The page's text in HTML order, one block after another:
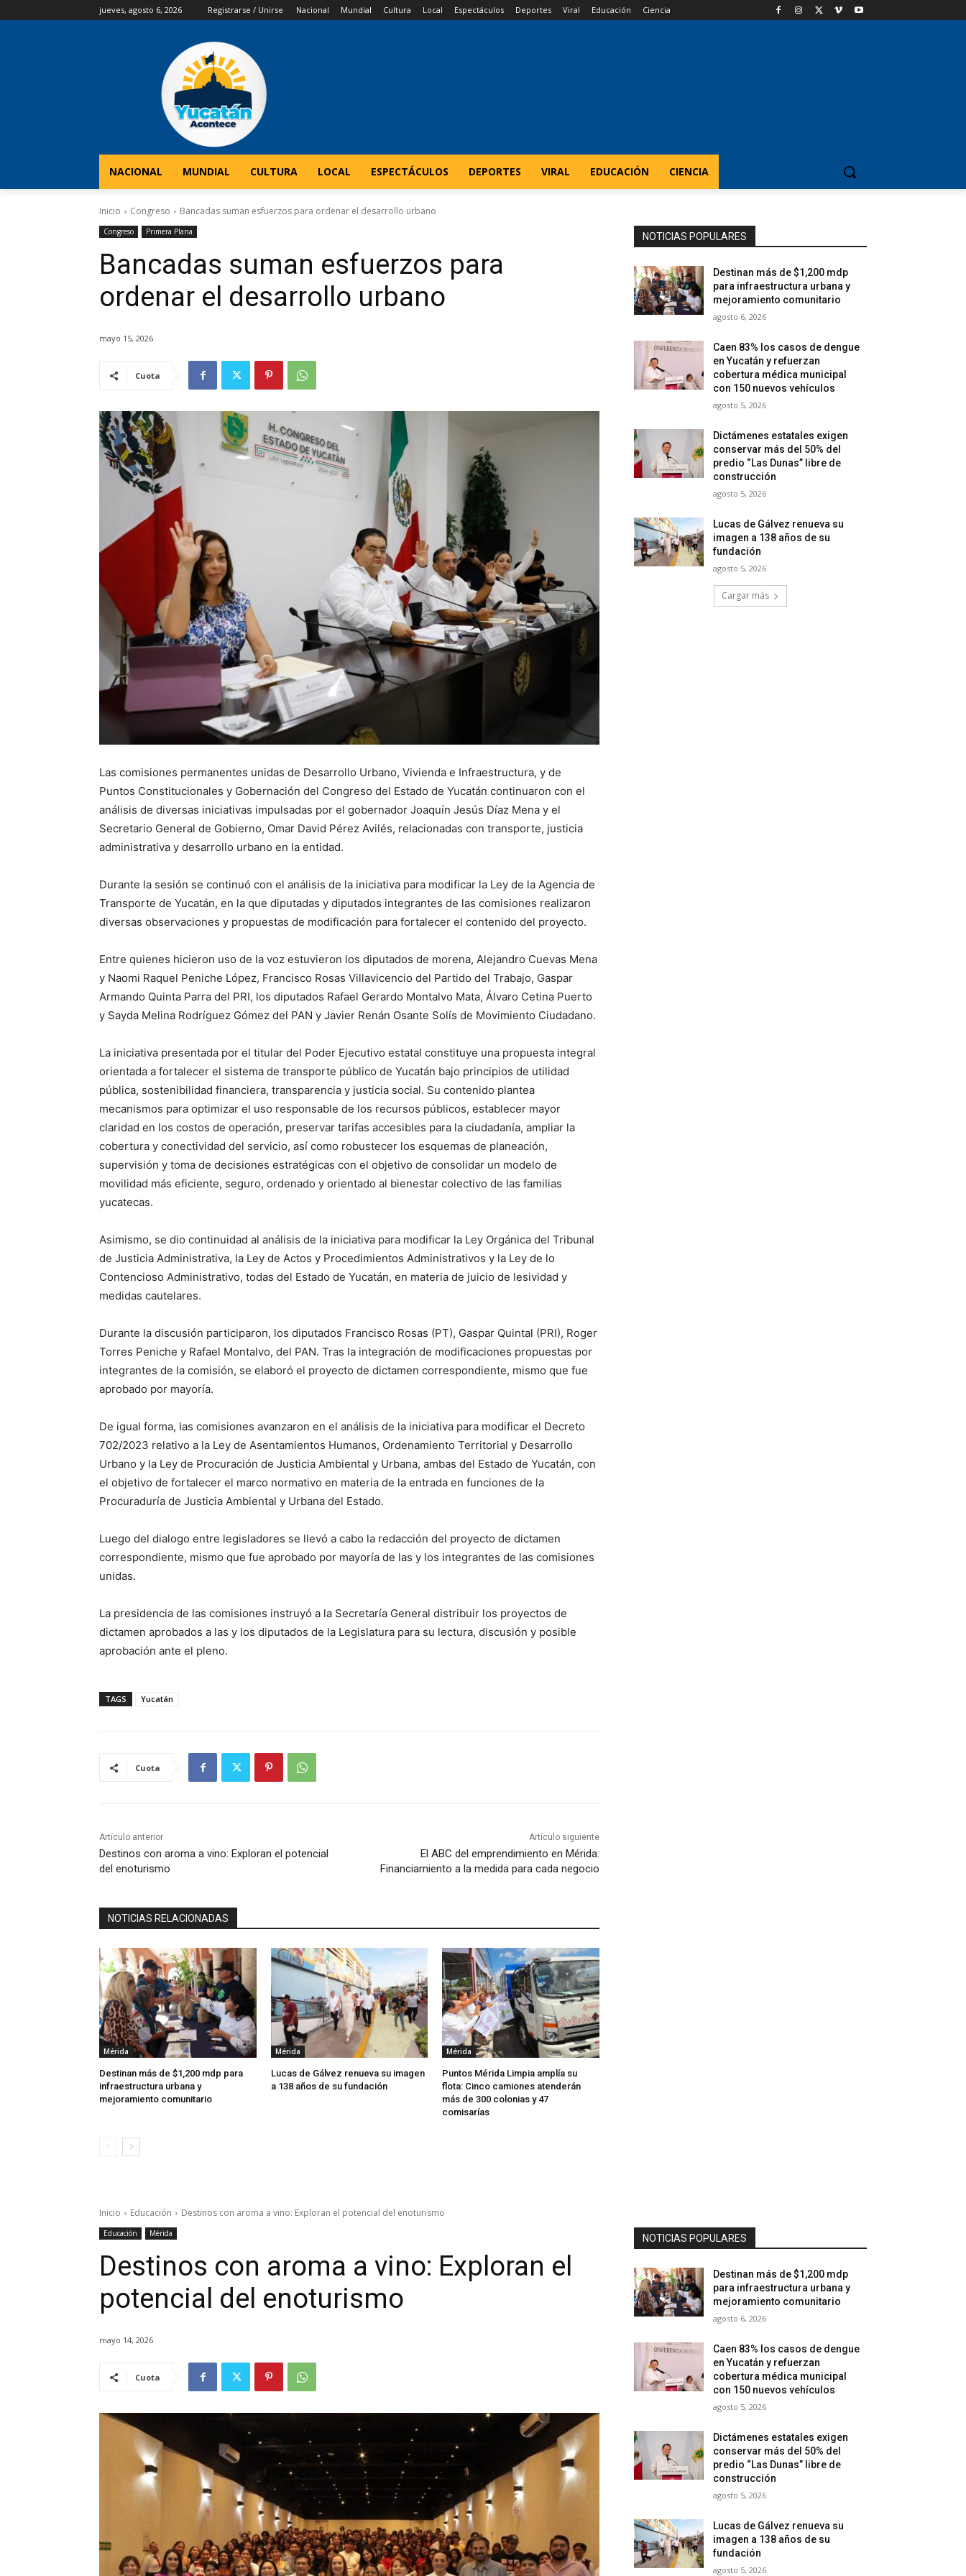
jueves, agosto 6, 2026 Registrarse / Unirse Nacional Mundial Cultura Local Espectáculos Deportes Viral Educación Ciencia
NACIONAL MUNDIAL CULTURA LOCAL ESPECTÁCULOS DEPORTES VIRAL EDUCACIÓN CIENCIA
Inicio Congreso Bancadas suman esfuerzos para ordenar el desarrollo urbano
Congreso Primera Plana
Bancadas suman esfuerzos para
ordenar el desarrollo urbano
mayo 15, 2026
Cuota
Las comisiones permanentes unidas de Desarrollo Urbano, Vivienda e Infraestructura, y de
Puntos Constitucionales y Gobernación del Congreso del Estado de Yucatán continuaron con el
análisis de diversas iniciativas impulsadas por el gobernador Joaquín Jesús Díaz Mena y el
Secretario General de Gobierno, Omar David Pérez Avilés, relacionadas con transporte, justicia
administrativa y desarrollo urbano en la entidad.
Durante la sesión se continuó con el análisis de la iniciativa para modificar la Ley de la Agencia de
Transporte de Yucatán, en la que diputadas y diputados integrantes de las comisiones realizaron
diversas observaciones y propuestas de modificación para fortalecer el contenido del proyecto.
Entre quienes hicieron uso de la voz estuvieron los diputados de morena, Alejandro Cuevas Mena
y Naomi Raquel Peniche López, Francisco Rosas Villavicencio del Partido del Trabajo, Gaspar
Armando Quinta Parra del PRI, los diputados Rafael Gerardo Montalvo Mata, Álvaro Cetina Puerto
y Sayda Melina Rodríguez Gómez del PAN y Javier Renán Osante Solís de Movimiento Ciudadano.
La iniciativa presentada por el titular del Poder Ejecutivo estatal constituye una propuesta integral
orientada a fortalecer el sistema de transporte público de Yucatán bajo principios de utilidad
pública, sostenibilidad financiera, transparencia y justicia social. Su contenido plantea
mecanismos para optimizar el uso responsable de los recursos públicos, establecer mayor
claridad en los costos de operación, preservar tarifas accesibles para la ciudadanía, ampliar la
cobertura y conectividad del servicio, así como robustecer los esquemas de planeación,
supervisión y toma de decisiones estratégicas con el objetivo de consolidar un modelo de
movilidad más eficiente, seguro, ordenado y orientado al bienestar colectivo de las familias
yucatecas.
Asimismo, se dio continuidad al análisis de la iniciativa para modificar la Ley Orgánica del Tribunal
de Justicia Administrativa, la Ley de Actos y Procedimientos Administrativos y la Ley de lo
Contencioso Administrativo, todas del Estado de Yucatán, en materia de juicio de lesividad y
medidas cautelares.
Durante la discusión participaron, los diputados Francisco Rosas (PT), Gaspar Quintal (PRI), Roger
Torres Peniche y Rafael Montalvo, del PAN. Tras la integración de modificaciones propuestas por
integrantes de la comisión, se elaboró el proyecto de dictamen correspondiente, mismo que fue
aprobado por mayoría.
De igual forma, las comisiones avanzaron en el análisis de la iniciativa para modificar el Decreto
702/2023 relativo a la Ley de Asentamientos Humanos, Ordenamiento Territorial y Desarrollo
Urbano y la Ley de Procuración de Justicia Ambiental y Urbana, ambas del Estado de Yucatán, con
el objetivo de fortalecer el marco normativo en materia de la entrada en funciones de la
Procuraduría de Justicia Ambiental y Urbana del Estado.
Luego del dialogo entre legisladores se llevó a cabo la redacción del proyecto de dictamen
correspondiente, mismo que fue aprobado por mayoría de las y los integrantes de las comisiones
unidas.
La presidencia de las comisiones instruyó a la Secretaría General distribuir los proyectos de
dictamen aprobados a las y los diputados de la Legislatura para su lectura, discusión y posible
aprobación ante el pleno.
TAGS Yucatán
Cuota
Artículo anterior
Destinos con aroma a vino: Exploran el potencial
del enoturismo
Artículo siguiente
El ABC del emprendimiento en Mérida:
Financiamiento a la medida para cada negocio
NOTICIAS RELACIONADAS
Mérida
Destinan más de $1,200 mdp para
infraestructura urbana y
mejoramiento comunitario
Mérida
Lucas de Gálvez renueva su imagen
a 138 años de su fundación
Mérida
Puntos Mérida Limpia amplía su
flota: Cinco camiones atenderán
más de 300 colonias y 47
comisarías
NOTICIAS POPULARES
Destinan más de $1,200 mdp
para infraestructura urbana y
mejoramiento comunitario
agosto 6, 2026
Caen 83% los casos de dengue
en Yucatán y refuerzan
cobertura médica municipal
con 150 nuevos vehículos
agosto 5, 2026
Dictámenes estatales exigen
conservar más del 50% del
predio “Las Dunas” libre de
construcción
agosto 5, 2026
Lucas de Gálvez renueva su
imagen a 138 años de su
fundación
agosto 5, 2026
Cargar más